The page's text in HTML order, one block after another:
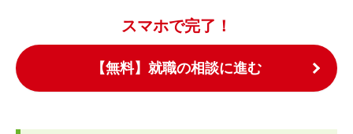
スマホで完了！
【無料】就職の相談に進む